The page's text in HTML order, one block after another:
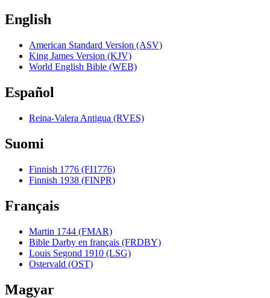
English
American Standard Version (ASV)
King James Version (KJV)
World English Bible (WEB)
Español
Reina-Valera Antigua (RVES)
Suomi
Finnish 1776 (FI1776)
Finnish 1938 (FINPR)
Français
Martin 1744 (FMAR)
Bible Darby en français (FRDBY)
Louis Segond 1910 (LSG)
Ostervald (OST)
Magyar